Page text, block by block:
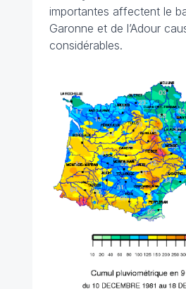
importantes affectent le
Garonne et de l’Adour
considérables.